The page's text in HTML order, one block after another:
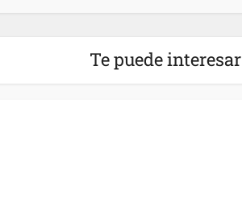
Te puede interesar